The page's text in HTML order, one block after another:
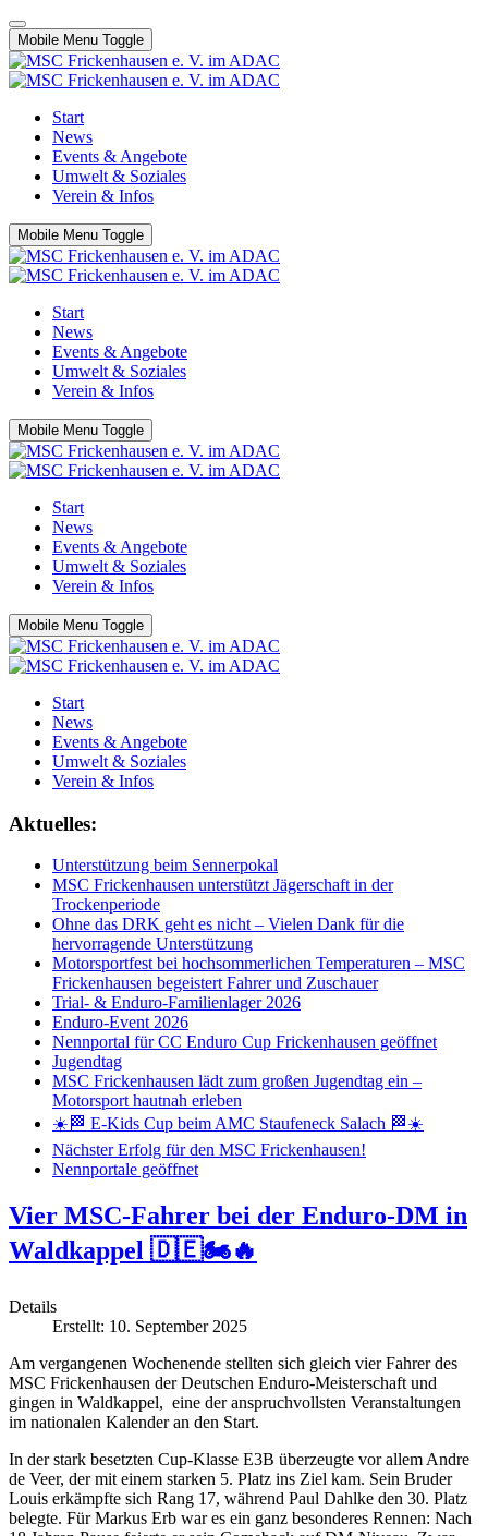
Mobile Menu Toggle
Start
News
Events & Angebote
Umwelt & Soziales
Verein & Infos
Mobile Menu Toggle
Start
News
Events & Angebote
Umwelt & Soziales
Verein & Infos
Mobile Menu Toggle
Start
News
Events & Angebote
Umwelt & Soziales
Verein & Infos
Mobile Menu Toggle
Start
News
Events & Angebote
Umwelt & Soziales
Verein & Infos
Aktuelles:
Unterstützung beim Sennerpokal
MSC Frickenhausen unterstützt Jägerschaft in der
Trockenperiode
Ohne das DRK geht es nicht – Vielen Dank für die
hervorragende Unterstützung
Motorsportfest bei hochsommerlichen Temperaturen – MSC
Frickenhausen begeistert Fahrer und Zuschauer
Trial- & Enduro-Familienlager 2026
Enduro-Event 2026
Nennportal für CC Enduro Cup Frickenhausen geöffnet
Jugendtag
MSC Frickenhausen lädt zum großen Jugendtag ein –
Motorsport hautnah erleben
☀️🏁 E-Kids Cup beim AMC Staufeneck Salach 🏁☀️
Nächster Erfolg für den MSC Frickenhausen!
Nennportale geöffnet
Vier MSC-Fahrer bei der Enduro-DM in
Waldkappel 🇩🇪🏍️🔥
Details
Erstellt: 10. September 2025
Am vergangenen Wochenende stellten sich gleich vier Fahrer des
MSC Frickenhausen der Deutschen Enduro-Meisterschaft und
gingen in Waldkappel, eine der anspruchvollsten Veranstaltungen
im nationalen Kalender an den Start.
In der stark besetzten Cup-Klasse E3B überzeugte vor allem Andre
de Veer, der mit einem starken 5. Platz ins Ziel kam. Sein Bruder
Louis erkämpfte sich Rang 17, während Paul Dahlke den 30. Platz
belegte. Für Markus Erb war es ein ganz besonderes Rennen: Nach